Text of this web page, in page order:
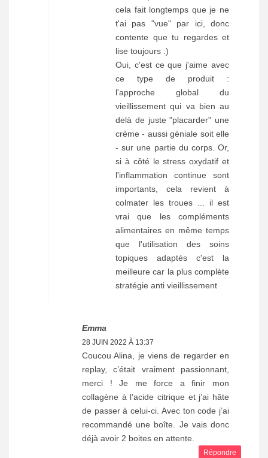
cela fait longtemps que je ne
t'ai pas "vue" par ici, donc
contente que tu regardes et
lise toujours :)
Oui, c'est ce que j'aime avec
ce type de produit :
l'approche global du
vieillissement qui va bien au
delà de juste "placarder" une
crème - aussi géniale soit elle
- sur une partie du corps. Or,
si à côté le stress oxydatif et
l'inflammation continue sont
importants, cela revient à
colmater les troues ... il est
vrai que les compléments
alimentaires en même temps
que l'utilisation des soins
topiques adaptés c'est la
meilleure car la plus complète
stratégie anti vieillissement
Emma
28 JUIN 2022 À 13:37
Coucou Alina, je viens de regarder en
replay, c’était vraiment passionnant,
merci ! Je me force a finir mon
collagène à l’acide citrique et j’ai hâte
de passer à celui-ci. Avec ton code j’ai
recommandé une boîte. Je vais donc
déjà avoir 2 boites en attente.
Répondre